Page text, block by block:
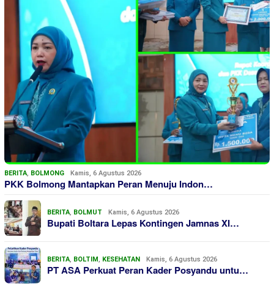
BERITA, BOLMONG Kamis, 6 Agustus 2026
PKK Bolmong Mantapkan Peran Menuju Indon…
BERITA, BOLMUT Kamis, 6 Agustus 2026
Bupati Boltara Lepas Kontingen Jamnas XI…
BERITA, BOLTIM, KESEHATAN Kamis, 6 Agustus 2026
PT ASA Perkuat Peran Kader Posyandu untu…